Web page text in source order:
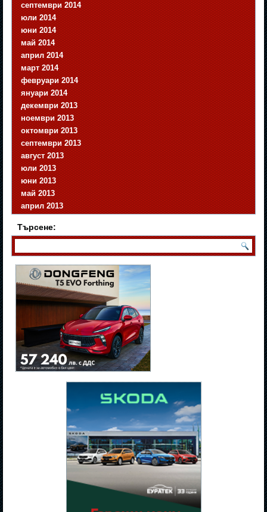
септември 2014
юли 2014
юни 2014
май 2014
април 2014
март 2014
февруари 2014
януари 2014
декември 2013
ноември 2013
октомври 2013
септември 2013
август 2013
юли 2013
юни 2013
май 2013
април 2013
Търсене: